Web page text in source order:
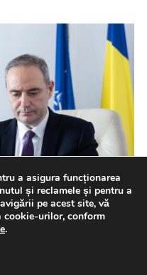
financiară Moody’s
suveran al României la
a asigura funcționarea
și reclamele și pentru a
pe acest site, vă
urilor, conform
.